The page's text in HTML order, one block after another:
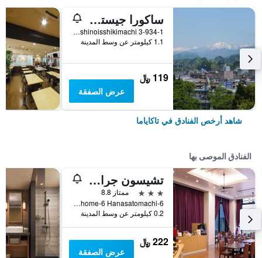
ساكورا جيستهاوس - هوستل
3-934-1 Nishinoisshikimachi, تاكاياما, اليابان
1.1 كيلومتر عن وسط المدينة
119 ﷼
عرض الصفقة
شاهد أرخص الفنادق في تاكاياما
الفنادق الموصى بها
تشيسون جراند تاكاياما
3 نجوم
ممتاز 8.8
6-Chome-6 Hanasatomachi, تاكاياما, اليابان
0.2 كيلومتر عن وسط المدينة
222 ﷼
عرض الصفقة